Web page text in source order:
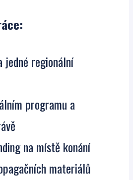
jedné regionální
programu a
na místě konání
materiálů